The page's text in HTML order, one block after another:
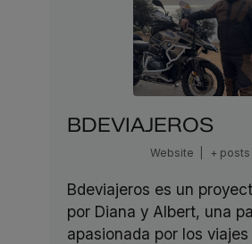
BDEVIAJEROS
Website + posts
Bdeviajeros es un
por Diana y Albert, una
apasionada por los